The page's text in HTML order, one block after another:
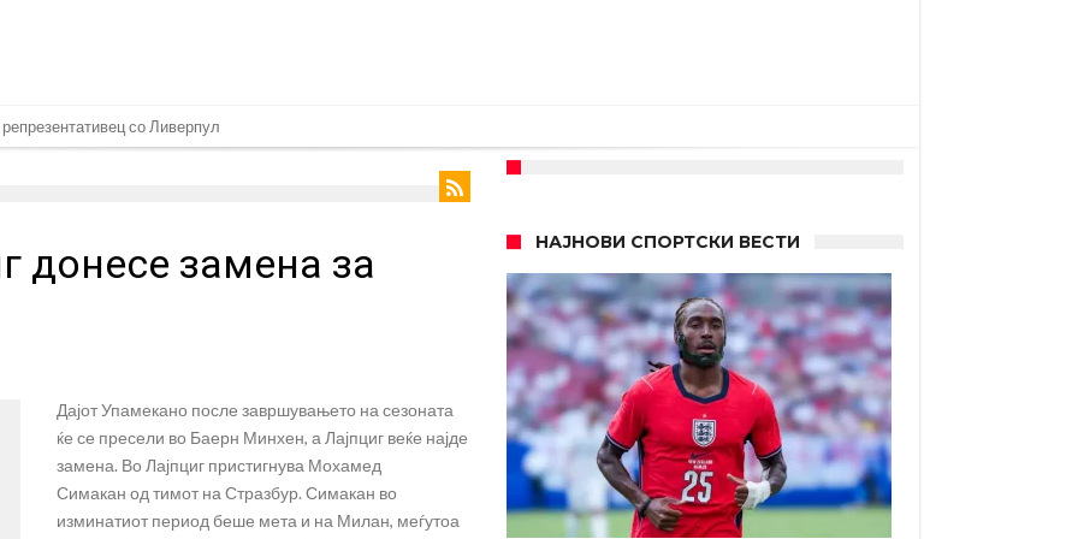
со Ливерпул
Манчестер доаѓа во Јувентус!
на Реал: Протекоа детали од разговорот што го потресе Мадрид!
сака да се засили од Реал Мадрид!
прогноза: “Тие ќе ја освојат Премиер лигата, а причината е едноставна”
во Барселона, Реал Мадрид е информиран
во Реал Мадрид до 2032 година
Формула 1: Не можеме да одиме толку далеку!
на Ливерпул за трансферот ан Бредли Баркола?
донесе замена за
Дајот Упамекано после завршувањето на сезоната
ќе се пресели во Баерн Минхен, а Лајпциг веќе најде
замена. Во Лајпциг пристигнува Мохамед
Симакан од тимот на Стразбур. Симакан во
изминатиот период беше мета и на Милан, меѓутоа
НАЈНОВИ СПОРТСКИ ВЕСТИ